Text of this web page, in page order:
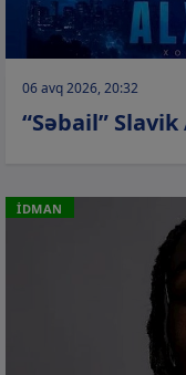
06 avq 2026, 20:32
“Səbail”
İDMAN